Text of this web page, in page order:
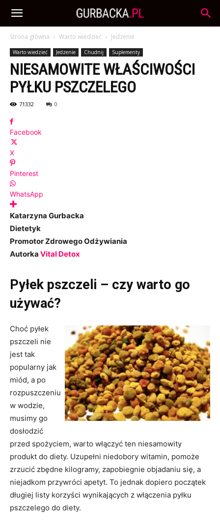
Strona główna Warto wiedzieć Jedzenie
Warto wiedzieć Jedzenie Chudnij Suplementy
NIESAMOWITE WŁAŚCIWOŚCI
PYŁKU PSZCZELEGO
71332 0
Facebook
X
Pinterest
WhatsApp
Katarzyna Gurbacka
Dietetyk
Promotor Zdrowego Odżywiania
Autorka Vital Detox
Pyłek pszczeli – czy warto go
używać?
Choć pyłek
pszczeli nie
jest tak
popularny jak
miód, a po
rozpuszczeniu
w wodzie,
musimy go
dosłodzić
przed spożyciem, warto włączyć ten niesamowity
produkt do diety. Uzupełni niedobory witamin, pomoże
zrzucić zbędne kilogramy, zapobiegnie objadaniu się, a
niejadkom przywróci apetyt. To jednak dopiero początek
długiej listy korzyści wynikających z włączenia pyłku
pszczelego do diety.